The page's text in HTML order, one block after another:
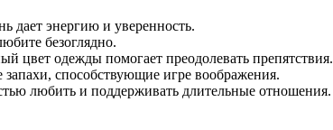
дает энергию и уверенность.
безоглядно.
цвет одежды помогает преодолевать препятствия.
способствующие игре воображения.
любить и поддерживать длительные отношения.